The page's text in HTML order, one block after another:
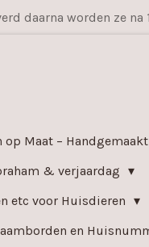
daarna worden ze
Maat – Handgemaakt
& verjaardag
etc voor Huisdieren
en